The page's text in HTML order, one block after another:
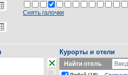
Снять галочки
Курорты и отели
Найти отель